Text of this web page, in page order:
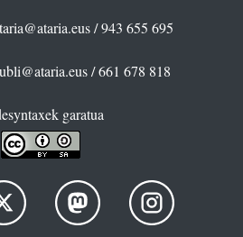
/ 943 655 695
/ 661 678 818
garatua